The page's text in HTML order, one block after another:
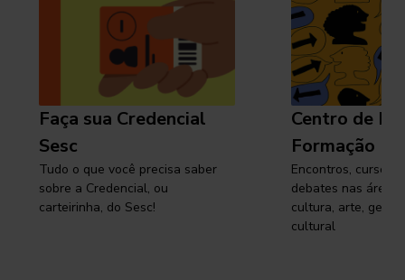
Faça sua Credencial
Sesc
Tudo o que você precisa saber
sobre a Credencial, ou
carteirinha, do Sesc!
Centro de
Formação
Encontros, cursos,
debates nas áreas
cultura, arte,
cultural